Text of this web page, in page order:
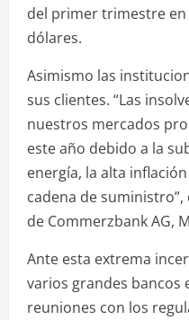
del primer trimestre en
dólares.
Asimismo las
sus clientes. “Las
nuestros mercados
este año debido a la
energía, la alta
cadena de
de Commerzbank AG,
Ante esta extrema
varios grandes bancos
reuniones con los